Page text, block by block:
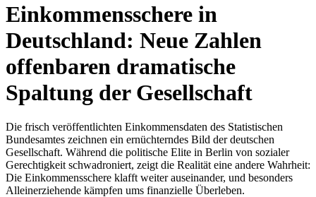
Einkommensschere in
Deutschland: Neue Zahlen
offenbaren dramatische
Spaltung der Gesellschaft
Die frisch veröffentlichten Einkommensdaten des Statistischen
Bundesamtes zeichnen ein ernüchterndes Bild der deutschen
Gesellschaft. Während die politische Elite in Berlin von sozialer
Gerechtigkeit schwadroniert, zeigt die Realität eine andere Wahrheit:
Die Einkommensschere klafft weiter auseinander, und besonders
Alleinerziehende kämpfen ums finanzielle Überleben.